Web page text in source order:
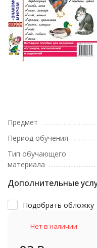
Предмет
Период обучения
Тип обучающего
материала
Дополнительные
Подобрать обложку
Нет в наличии